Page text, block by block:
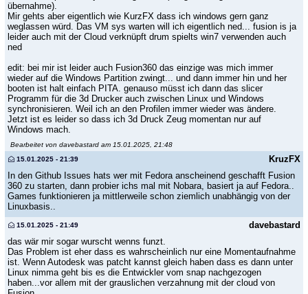
übernahme).
Mir gehts aber eigentlich wie KurzFX dass ich windows gern ganz
weglassen würd. Das VM sys warten will ich eigentlich ned... fusion is ja
leider auch mit der Cloud verknüpft drum spielts win7 verwenden auch
ned
edit: bei mir ist leider auch Fusion360 das einzige was mich immer
wieder auf die Windows Partition zwingt... und dann immer hin und her
booten ist halt einfach PITA. genauso müsst ich dann das slicer
Programm für die 3d Drucker auch zwischen Linux und Windows
synchronisieren. Weil ich an den Profilen immer wieder was ändere.
Jetzt ist es leider so dass ich 3d Druck Zeug momentan nur auf
Windows mach.
Bearbeitet von davebastard am 15.01.2025, 21:48
KruzFX
15.01.2025 - 21:39
In den Github Issues hats wer mit Fedora anscheinend geschafft Fusion
360 zu starten, dann probier ichs mal mit Nobara, basiert ja auf Fedora..
Games funktionieren ja mittlerweile schon ziemlich unabhängig von der
Linuxbasis..
davebastard
15.01.2025 - 21:49
das wär mir sogar wurscht wenns funzt.
Das Problem ist eher dass es wahrscheinlich nur eine Momentaufnahme
ist. Wenn Autodesk was patcht kannst gleich haben dass es dann unter
Linux nimma geht bis es die Entwickler vom snap nachgezogen
haben...vor allem mit der grauslichen verzahnung mit der cloud von